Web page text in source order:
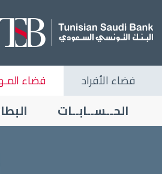
المحتوى
الرئيسي
Navigation
principale
فضاء الأفراد فضاء
Professionnels
الحــســابــات